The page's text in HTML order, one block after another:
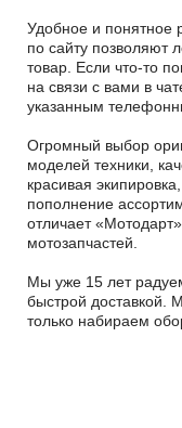
Удобное и понятное
по сайту позволяют
товар. Если что-то
на связи с вами в
указанным
Огромный выбор
моделей техники,
красивая
пополнение
отличает
мотозапчастей.
Мы уже 15 лет
быстрой доставкой.
только набираем